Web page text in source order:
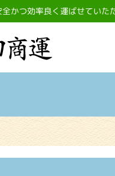
かつ効率良く運ばせていた